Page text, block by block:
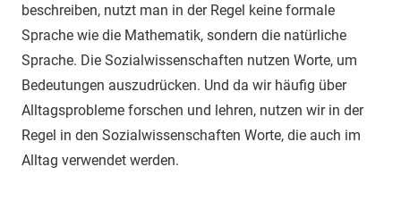
beschreiben, nutzt man in der Regel keine formale
Sprache wie die Mathematik, sondern die natürliche
Sprache. Die Sozialwissenschaften nutzen Worte, um
Bedeutungen auszudrücken. Und da wir häufig über
Alltagsprobleme forschen und lehren, nutzen wir in der
Regel in den Sozialwissenschaften Worte, die auch im
Alltag verwendet werden.